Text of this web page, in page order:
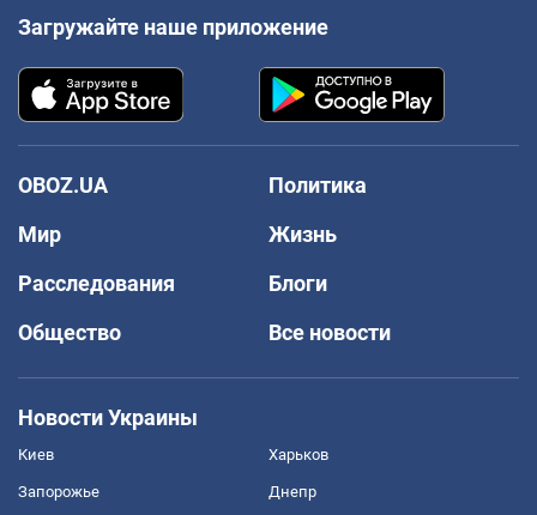
Загружайте наше приложение
OBOZ.UA
Политика
Мир
Жизнь
Расследования
Блоги
Общество
Все новости
Новости Украины
Киев Харьков
Запорожье Днепр